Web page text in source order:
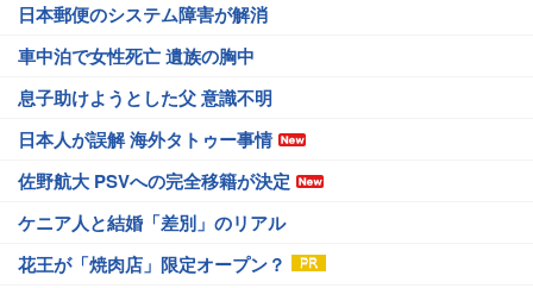
日本郵便のシステム障害が解消
車中泊で女性死亡 遺族の胸中
息子助けようとした父 意識不明
日本人が誤解 海外タトゥー事情
佐野航大 PSVへの完全移籍が決定
ケニア人と結婚「差別」のリアル
花王が「焼肉店」限定オープン？